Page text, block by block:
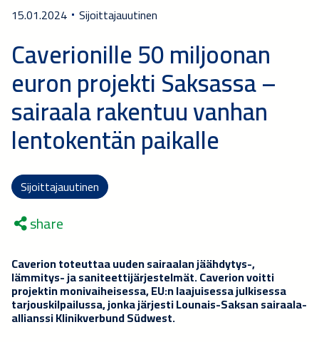
15.01.2024 Sijoittajauutinen
Caverionille 50 miljoonan
euron projekti Saksassa –
sairaala rakentuu vanhan
lentokentän paikalle
Sijoittajauutinen
share
Caverion toteuttaa uuden sairaalan jäähdytys-,
lämmitys- ja saniteettijärjestelmät. Caverion voitti
projektin monivaiheisessa, EU:n laajuisessa julkisessa
tarjouskilpailussa, jonka järjesti Lounais-Saksan sairaala-
allianssi Klinikverbund Südwest.